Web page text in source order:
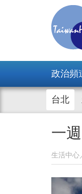
政治頻
台北
一
生活中心